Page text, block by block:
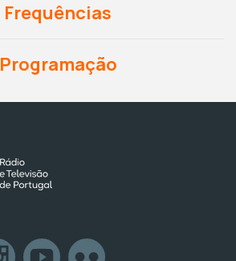
Frequências
Programação